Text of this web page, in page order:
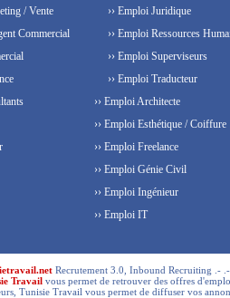
/ Vente
Commercial
›› Emploi Juridique
›› Emploi Ressources
›› Emploi Superviseurs
›› Emploi Traducteur
›› Emploi Architecte
›› Emploi Esthétique / Coiffure
›› Emploi Freelance
›› Emploi Génie Civil
›› Emploi Ingénieur
›› Emploi IT
Recrutement 3.0, Inbound Recruiting .-
Travail vous permet de retrouver des offres
Tunisie Travail vous permet de diffuser vos